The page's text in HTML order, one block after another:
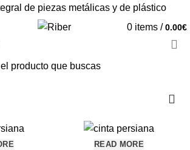
de piezas metálicas y de plástico
0 items / 0.00€
READ MORE
producto que buscas